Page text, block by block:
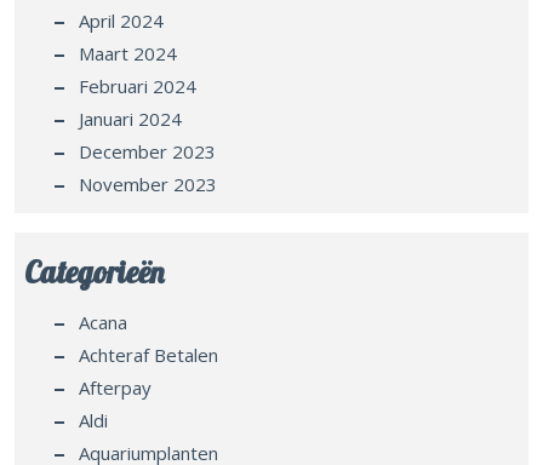
April 2024
Maart 2024
Februari 2024
Januari 2024
December 2023
November 2023
Categorieën
Acana
Achteraf Betalen
Afterpay
Aldi
Aquariumplanten